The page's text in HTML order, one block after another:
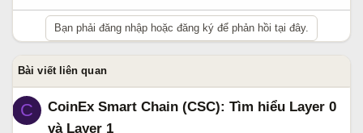
Bạn phải đăng nhập hoặc đăng ký để phản hồi tại đây.
Bài viết liên quan
C
CoinEx Smart Chain (CSC): Tìm hiểu Layer 0
và Layer 1